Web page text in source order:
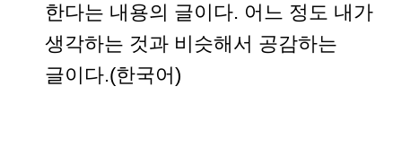
한다는 내용의 글이다. 어느 정도 내가
생각하는 것과 비슷해서 공감하는
글이다.(한국어)